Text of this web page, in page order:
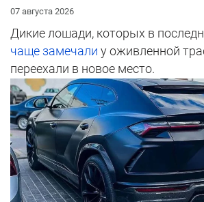
07 августа 2026
Дикие лошади, которых в
чаще замечали у оживленной
переехали в новое место.